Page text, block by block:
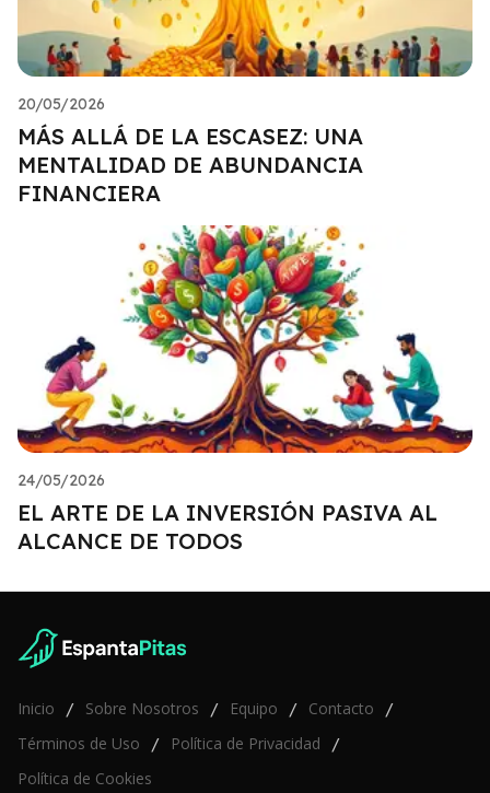
20/05/2026
MÁS ALLÁ DE LA ESCASEZ: UNA
MENTALIDAD DE ABUNDANCIA
FINANCIERA
24/05/2026
EL ARTE DE LA INVERSIÓN PASIVA AL
ALCANCE DE TODOS
Inicio / Sobre Nosotros / Equipo / Contacto /
Términos de Uso / Política de Privacidad /
Política de Cookies